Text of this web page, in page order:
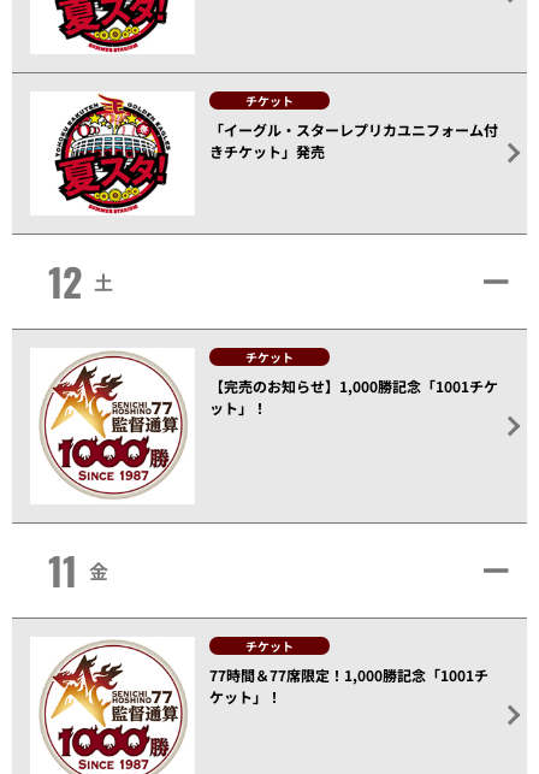
チケット
「イーグル・スターレプリカユニフォーム付
きチケット」発売
12 土
チケット
【完売のお知らせ】1,000勝記念「1001チケ
ット」！
11 金
チケット
77時間＆77席限定！1,000勝記念「1001チ
ケット」！